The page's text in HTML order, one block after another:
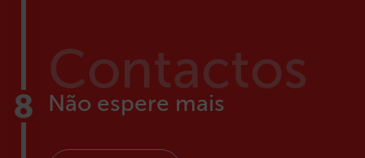
Contactos
Não espere mais